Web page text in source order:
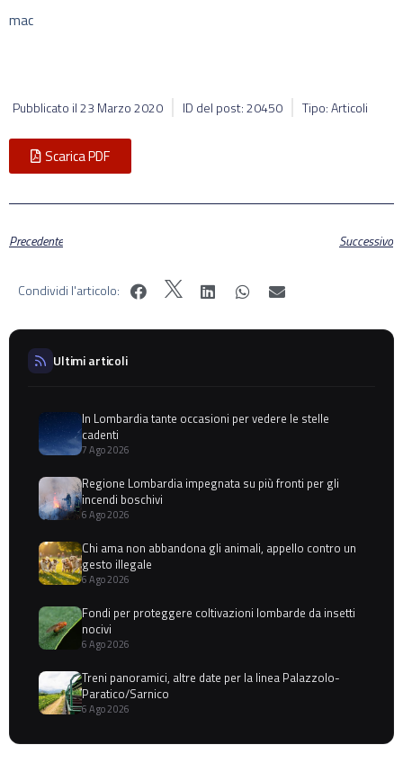
mac
Pubblicato il23 Marzo 2020 ID del post: 20450 Tipo: Articoli
Scarica PDF
Precedente Successivo
Condividi l'articolo:
Ultimi articoli
In Lombardia tante occasioni per vedere le stelle
cadenti
7 Ago 2026
Regione Lombardia impegnata su più fronti per gli
incendi boschivi
6 Ago 2026
Chi ama non abbandona gli animali, appello contro un
gesto illegale
6 Ago 2026
Fondi per proteggere coltivazioni lombarde da insetti
nocivi
6 Ago 2026
Treni panoramici, altre date per la linea Palazzolo-
Paratico/Sarnico
6 Ago 2026